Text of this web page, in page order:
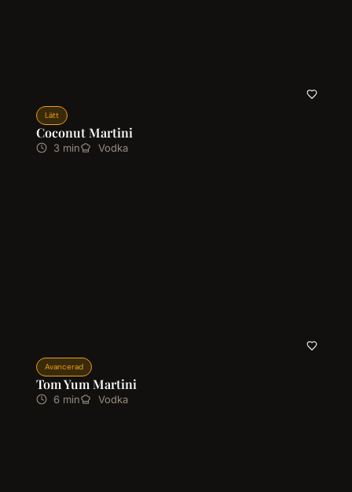
Lätt
Coconut Martini
3 min Vodka
Avancerad
Tom Yum Martini
6 min Vodka